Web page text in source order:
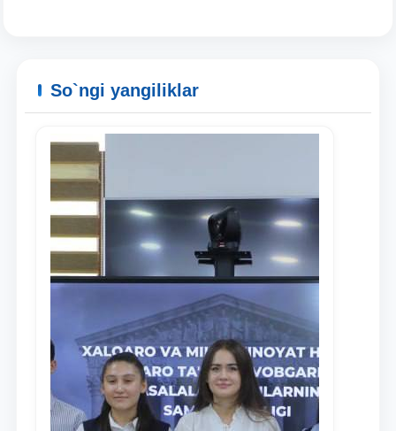
Ism va familiyangiz
So`ngi yangiliklar